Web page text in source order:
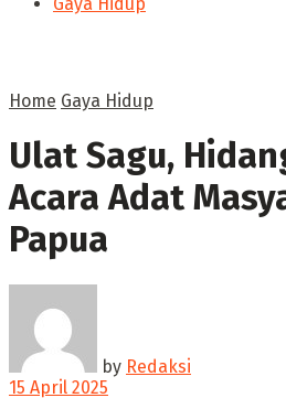
Home Gaya Hidup
Ulat Sagu,
Acara Adat
Papua ‎
by Redaksi
15 April 2025